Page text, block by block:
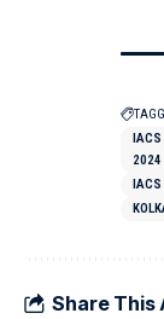
2024
Share This